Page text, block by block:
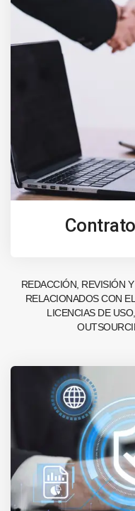
REDACCIÓN, REVISIÓN
RELACIONADOS CON
LICENCIAS DE